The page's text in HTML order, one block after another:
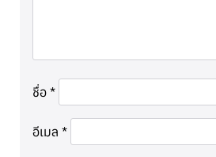
ชื่อ *
อีเมล *